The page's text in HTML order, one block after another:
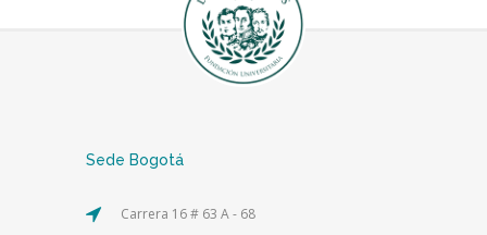
Sede Bogotá
Carrera 16 # 63 A - 68